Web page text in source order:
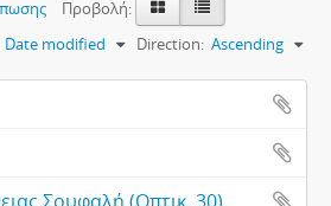
Προβολή:
Date modified Direction: Ascending